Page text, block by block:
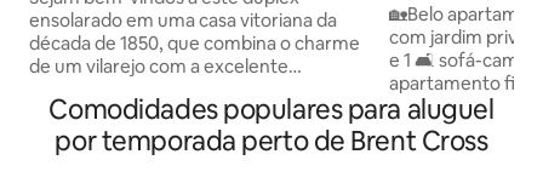
ensolarado em uma casa vitoriana da
década de 1850, que combina o charme
de um vilarejo com a excelente
quartos duplos, 2 banheiros e uma área
de estar/jantar bem iluminada para 6
pessoas. Cozinha nova em folha com
🏡Belo
com jardim privativo 🛌 3 camas de
e 1 🛋️ sofá-cama 🚆 em frente ao
apartamento fica a
minutos a pé da
Hendon 🚌 Um ponto de ônibus fica ao
lado do
Comodidades populares para aluguel
por temporada perto de Brent Cross